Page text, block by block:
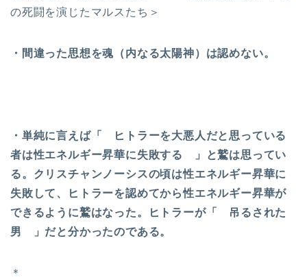
の死闘を演じたマルスたち＞
・間違った思想を魂（内なる太陽神）は認めない。
・単純に言えば「 ヒトラーを大悪人だと思っている
者は性エネルギー昇華に失敗する 」と鷲は思ってい
る。クリスチャンノーシスの頃は性エネルギー昇華に
失敗して、ヒトラーを認めてから性エネルギー昇華が
できるように鷲はなった。ヒトラーが「 吊るされた
男 」だと分かったのである。
＊